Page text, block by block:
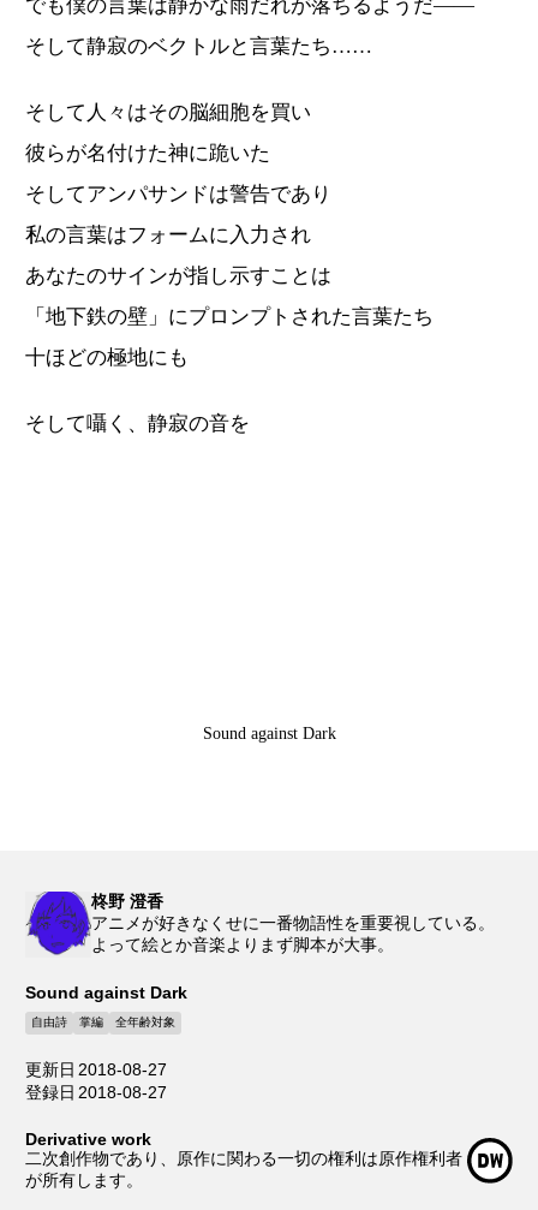
でも僕の言葉は静かな雨だれが落ちるようだ——
そして静寂のベクトルと言葉たち……
そして人々はその脳細胞を買い
彼らが名付けた神に跪いた
そしてアンパサンドは警告であり
私の言葉はフォームに入力され
あなたのサインが指し示すことは
「地下鉄の壁」にプロンプトされた言葉たち
十ほどの極地にも
そして囁く、静寂の音を
Sound against Dark
柊野 澄香
アニメが好きなくせに一番物語性を重要視している。
よって絵とか音楽よりまず脚本が大事。
Sound against Dark
自由詩 掌編 全年齢対象
更新日 2018-08-27
登録日 2018-08-27
Derivative work
二次創作物であり、原作に関わる一切の権利は原作権利者
が所有します。